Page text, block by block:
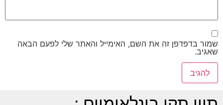
שמור בדפדפן זה את השם, האימייל והאתר שלי לפעם הבאה
שאגיב.